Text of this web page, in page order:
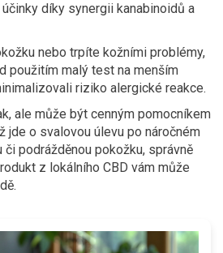
díky synergii kanabinoidů a
nebo trpíte kožními problémy,
použitím malý test na menším
riziko alergické reakce.
ale může být cenným pomocníkem
jde o svalovou úlevu po náročném
podrážděnou pokožku, správně
z lokálního CBD vám může